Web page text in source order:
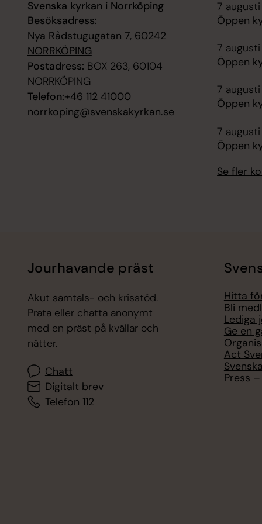
Svenska kyrkan i Norrköping
Besöksadress:
Nya Rådstugugatan 7, 60242
NORRKÖPING
Postadress: BOX 263, 60104
NORRKÖPING
Telefon:+46 112 41000
norrkoping@svenskakyrkan.se
7
Öppen
7 augusti
Öppen
7 augusti
Öppen
7 augusti
Öppen
Se fler
Jourhavande präst
Akut samtals- och krisstöd.
Prata eller chatta anonymt
med en präst på kvällar och
nätter.
Chatt
Digitalt brev
Telefon 112
Hitta
Bli
Lediga
Ge en
Act
Press